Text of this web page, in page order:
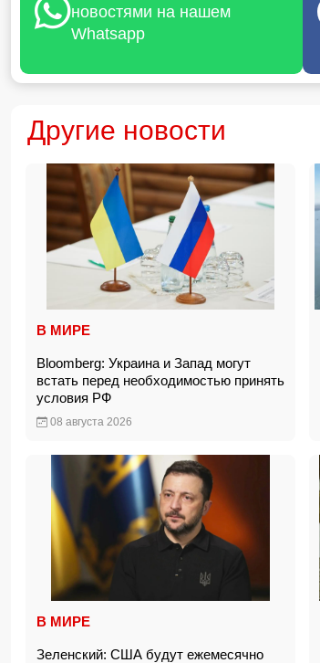
новостями на нашем
Whatsapp
Другие новости
В МИРЕ
Bloomberg: Украина и Запад могут
встать перед необходимостью принять
условия РФ
08 августа 2026
В МИРЕ
Зеленский: США будут ежемесячно